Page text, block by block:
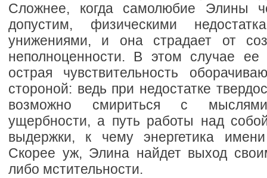
Сложнее, когда самолюбие Элины
допустим, физическими
унижениями, и она страдает от
неполноценности. В этом случае ее
острая чувствительность
стороной: ведь при недостатке
возможно смириться с
ущербности, а путь работы над
выдержки, к чему энергетика
Скорее уж, Элина найдет выход
либо мстительности.